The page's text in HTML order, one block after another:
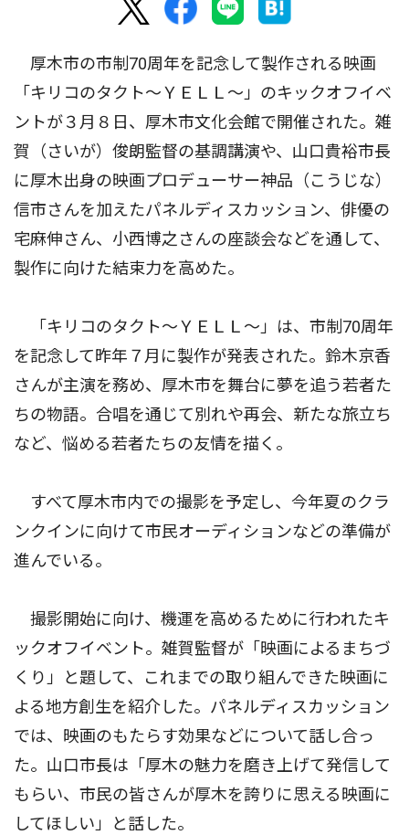
厚木市の市制70周年を記念して製作される映画
「キリコのタクト〜ＹＥＬＬ〜」のキックオフイベ
ントが３月８日、厚木市文化会館で開催された。雑
賀（さいが）俊朗監督の基調講演や、山口貴裕市長
に厚木出身の映画プロデューサー神品（こうじな）
信市さんを加えたパネルディスカッション、俳優の
宅麻伸さん、小西博之さんの座談会などを通して、
製作に向けた結束力を高めた。
「キリコのタクト〜ＹＥＬＬ〜」は、市制70周年
を記念して昨年７月に製作が発表された。鈴木京香
さんが主演を務め、厚木市を舞台に夢を追う若者た
ちの物語。合唱を通じて別れや再会、新たな旅立ち
など、悩める若者たちの友情を描く。
すべて厚木市内での撮影を予定し、今年夏のクラ
ンクインに向けて市民オーディションなどの準備が
進んでいる。
撮影開始に向け、機運を高めるために行われたキ
ックオフイベント。雑賀監督が「映画によるまちづ
くり」と題して、これまでの取り組んできた映画に
よる地方創生を紹介した。パネルディスカッション
では、映画のもたらす効果などについて話し合っ
た。山口市長は「厚木の魅力を磨き上げて発信して
もらい、市民の皆さんが厚木を誇りに思える映画に
してほしい」と話した。